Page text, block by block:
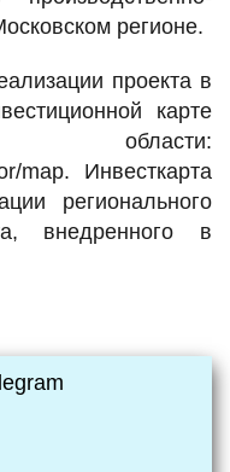
регионе.
проекта в
карте
map. Инвесткарта
регионального
внедренного в